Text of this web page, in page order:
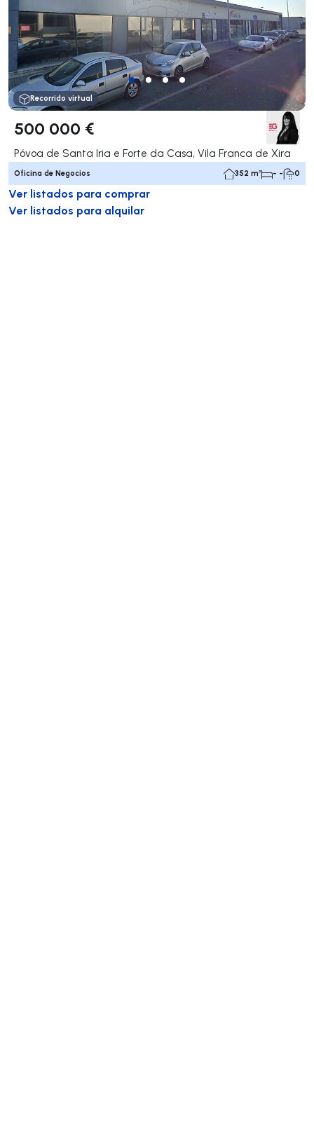
Recorrido virtual
500 000 €
Póvoa de Santa Iria e Forte da Casa, Vila Franca de Xira
Oficina de Negocios 352 m² - - 0
Ver listados para comprar
Ver listados para alquilar